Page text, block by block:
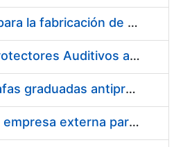
Acuerdo marco para la fabricación de piezas
Suministro de Protectores Auditivos a medida para las personas trabajadoras de los Centros de Trabajo de Madrid y Burgos
Suministro de gafas graduadas antiproyecciones para los trabajadores de la FNMT-RCM en los centros de trabajo de Madrid y Burgos
Servicios de una empresa externa para el asesoramiento y resolución de los recursos de alzada que se presentan relacionados con procesos de selección para la FNMT-RCM